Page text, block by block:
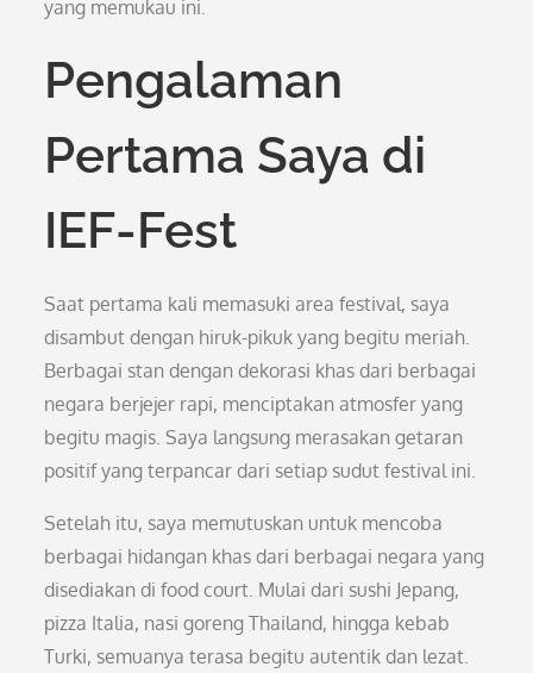
yang memukau ini.
Pengalaman
Pertama Saya di
IEF-Fest
Saat pertama kali memasuki area festival, saya
disambut dengan hiruk-pikuk yang begitu meriah.
Berbagai stan dengan dekorasi khas dari berbagai
negara berjejer rapi, menciptakan atmosfer yang
begitu magis. Saya langsung merasakan getaran
positif yang terpancar dari setiap sudut festival ini.
Setelah itu, saya memutuskan untuk mencoba
berbagai hidangan khas dari berbagai negara yang
disediakan di food court. Mulai dari sushi Jepang,
pizza Italia, nasi goreng Thailand, hingga kebab
Turki, semuanya terasa begitu autentik dan lezat.